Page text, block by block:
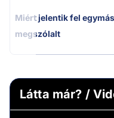
Miért jelentik fel
megszólalt
Látta már? /